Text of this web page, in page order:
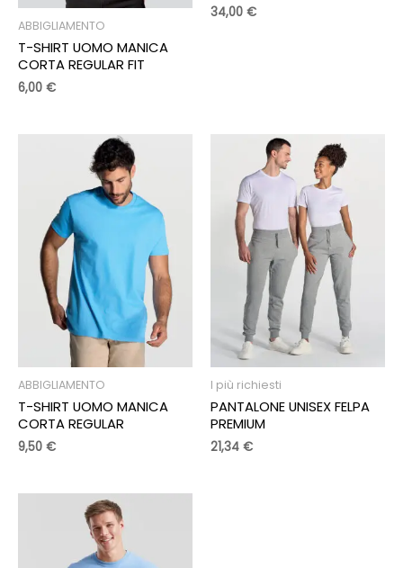
ABBIGLIAMENTO
T-SHIRT UOMO MANICA
CORTA REGULAR FIT
6,00 €
34,00 €
ABBIGLIAMENTO
T-SHIRT UOMO MANICA
CORTA REGULAR
9,50 €
I più richiesti
PANTALONE UNISEX FELPA
PREMIUM
21,34 €